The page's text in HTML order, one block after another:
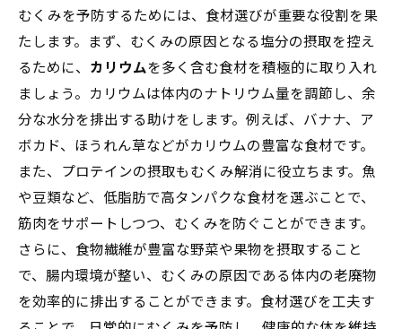
むくみを予防するためには、食材選びが重要な役割を果
たします。まず、むくみの原因となる塩分の摂取を控え
るために、 カリウムを多く含む食材を積極的に取り入れ
ましょう。カリウムは体内のナトリウム量を調節し、余
分な水分を排出する助けをします。例えば、バナナ、ア
ボカド、ほうれん草などがカリウムの豊富な食材です。
また、プロテインの摂取もむくみ解消に役立ちます。魚
や豆類など、低脂肪で高タンパクな食材を選ぶことで、
筋肉をサポートしつつ、むくみを防ぐことができます。
さらに、食物繊維が豊富な野菜や果物を摂取すること
で、腸内環境が整い、むくみの原因である体内の老廃物
を効率的に排出することができます。食材選びを工夫す